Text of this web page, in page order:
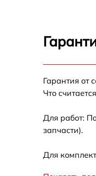
Гарантия от
Что
Для работ:
запчасти).
Для